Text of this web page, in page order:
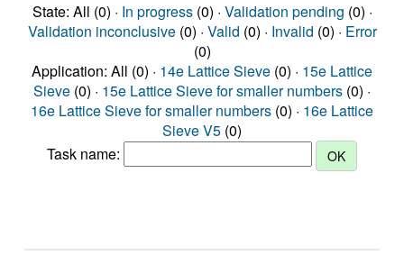
State: All (0) · In progress(0) · Validation pending (0) ·
Validation inconclusive(0) · Valid (0) · Invalid (0) · Error
(0)
Application: All (0) · 14e Lattice Sieve (0) · 15e Lattice
Sieve (0) · 15e Lattice Sieve for smaller numbers (0) ·
16e Lattice Sieve for smaller numbers (0) · 16e Lattice
Sieve V5 (0)
Task name: